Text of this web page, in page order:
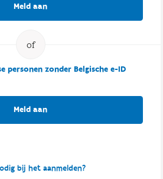
Meld aan
personen zonder Belgische e-ID
Meld aan
bij het aanmelden?